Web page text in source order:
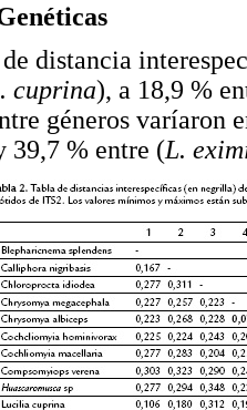
distancia
cuprina), a 18,9 %
géneros varíaron
39,7 % entre (L.